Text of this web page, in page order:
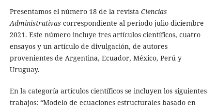
Presentamos el número 18 de la revista Ciencias
Administrativas correspondiente al periodo julio-diciembre
2021. Este número incluye tres artículos científicos, cuatro
ensayos y un artículo de divulgación, de autores
provenientes de Argentina, Ecuador, México, Perú y
Uruguay.
En la categoría artículos científicos se incluyen los siguientes
trabajos: “Modelo de ecuaciones estructurales basado en